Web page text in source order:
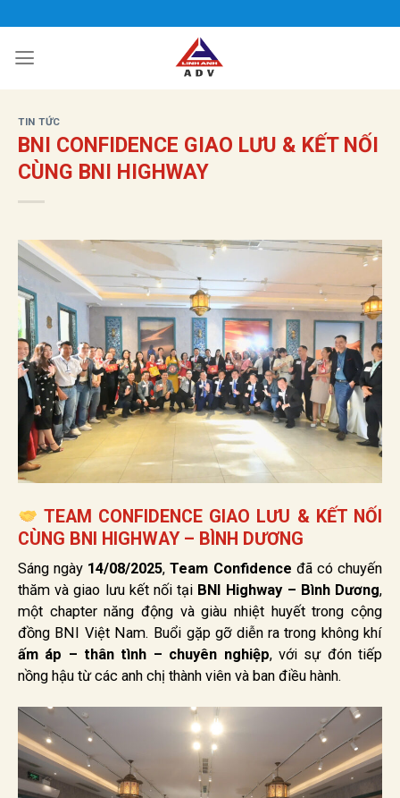
qua
nội
TIN TỨC
BNI CONFIDENCE GIAO LƯU & KẾT NỐI
CÙNG BNI HIGHWAY
TEAM CONFIDENCE GIAO LƯU & KẾT NỐI
CÙNG BNI HIGHWAY – BÌNH DƯƠNG
Sáng ngày 14/08/2025,Team Confidence đã có chuyến
thăm và giao lưu kết nối tại BNI Highway – Bình Dương,
một chapter năng động và giàu nhiệt huyết trong cộng
đồng BNI Việt Nam. Buổi gặp gỡ diễn ra trong không khí
ấm áp – thân tình – chuyên nghiệp, với sự đón tiếp
nồng hậu từ các anh chị thành viên và ban điều hành.